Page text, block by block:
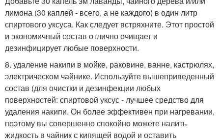
лимона (30 каплей - всего, а не каждого) в один литр
спиртового уксуса. Как следует встряхните. Этот простой
и экономичный состав отлично очищает и
дезинфицирует любые поверхности.
8. удаление накипи в мойке, раковине, ванне, кастрюлях,
электрическом чайнике. Используйте вышеприведенный
состав (для очистки и дезинфекции любых
поверхностей: спиртовой уксус - лучшее средство для
удаления накипи. Он более эффективен при нагревании,
поэтому вы совершенно спокойно можете налить
жидкость в чайник с кипящей водой и оставить